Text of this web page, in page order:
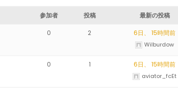
参加者 投稿 最新の投稿
0 2 6日、 15時間前
Wilburdow
0 1 6日、 15時間前
aviator_fcEt